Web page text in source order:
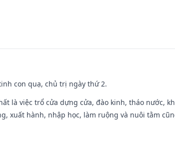
con quạ, chủ trị ngày thứ 2.
là việc trổ cửa dựng cửa, đào kinh, tháo nước,
xuất hành, nhập học, làm ruộng và nuôi tằm